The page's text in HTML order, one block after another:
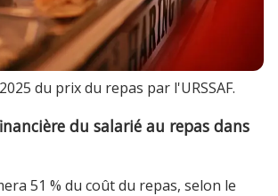
du prix du repas par l'URSSAF.
du salarié au repas dans
51 % du coût du repas, selon le